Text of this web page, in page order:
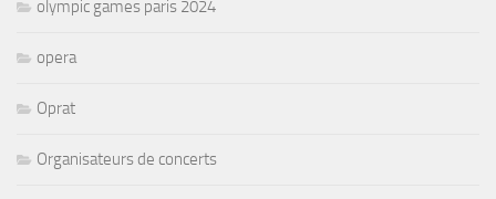
olympic games paris 2024
opera
Oprat
Organisateurs de concerts